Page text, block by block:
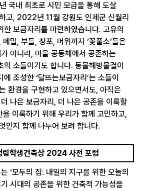
국내 최초로 시민 모금을 통해 도살
고, 2022년 11월 강원도 인제군 신월리
한 보금자리를 마련하였습니다. 고유의
밀, 부들, 창포, 머위까지 ‘꽃풀소’들은
아니라, 마을 공동체에서 공존하는
소들이기도 합니다. 동물해방물결이
조성한 ‘달뜨는보금자리’는 소들이
환경을 구현하고 있으면서도, 아직은
나은 보금자리, 더 나은 공존을 이룩할
을 이룩하기 위해 우리가 함께 고민하고,
인지 함께 나누어 보려 합니다.
림학생건축상 2024 사전 포럼
‘모두의 집: 내일의 지구를 위한 오늘의
시대의 공존을 위한 건축적 가능성을